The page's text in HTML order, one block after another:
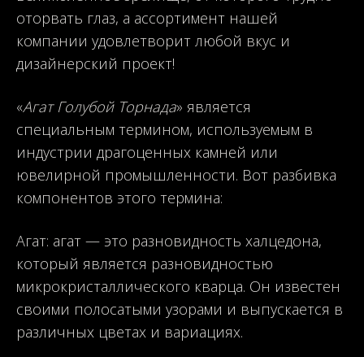
оторвать глаз, а ассортимент нашей
компании удовлетворит любой вкус и
дизайнерский проект!
«Агат Голубой Торнада» является
специальным термином, используемым в
индустрии драгоценных камней или
ювелирной промышленности. Вот разбивка
компонентов этого термина:
Агат: агат — это разновидность халцедона,
который является разновидностью
микрокристаллического кварца. Он известен
своими полосатыми узорами и выпускается в
различных цветах и вариациях.